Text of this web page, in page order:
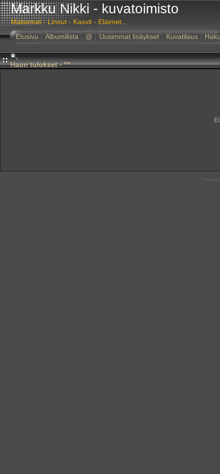
Markku Nikki - kuvatoimisto
Maisemat - Linnut - Kasvit - Eläimet...
Etusivu
Albumilista @ Uusimmat lisäykset Kuvatilaus
Haun tulokset - ""